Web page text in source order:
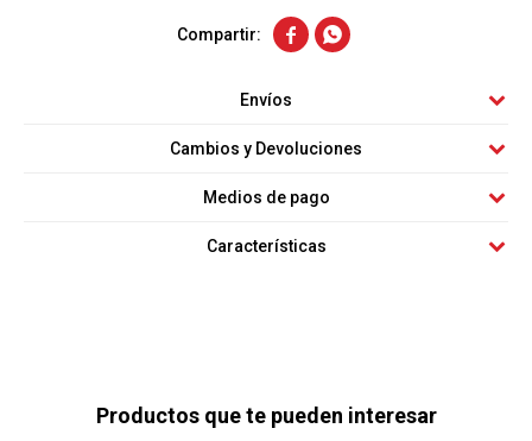
 
Envíos
Cambios y Devoluciones
Medios de pago
Características
Productos que te pueden interesar